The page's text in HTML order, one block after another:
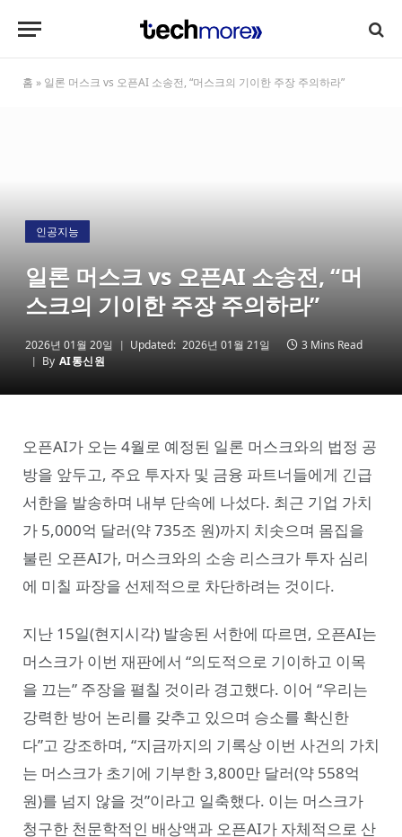
홈 » 일론 머스크 vs 오픈AI 소송전, “머스크의 기이한 주장 주의하라”
인공지능
일론 머스크 vs 오픈AI 소송전, “머
스크의 기이한 주장 주의하라”
2026년 01월 20일 Updated: 2026년 01월 21일
3 Mins Read
By AI통신원
오픈AI가 오는 4월로 예정된 일론 머스크와의 법정 공
방을 앞두고, 주요 투자자 및 금융 파트너들에게 긴급
서한을 발송하며 내부 단속에 나섰다. 최근 기업 가치
가 5,000억 달러(약 735조 원)까지 치솟으며 몸집을
불린 오픈AI가, 머스크와의 소송 리스크가 투자 심리
에 미칠 파장을 선제적으로 차단하려는 것이다.
지난 15일(현지시각) 발송된 서한에 따르면, 오픈AI는
머스크가 이번 재판에서 “의도적으로 기이하고 이목
을 끄는” 주장을 펼칠 것이라 경고했다. 이어 “우리는
강력한 방어 논리를 갖추고 있으며 승소를 확신한
다”고 강조하며, “지금까지의 기록상 이번 사건의 가치
는 머스크가 초기에 기부한 3,800만 달러(약 558억
원)를 넘지 않을 것”이라고 일축했다. 이는 머스크가
청구한 천문학적인 배상액과 오픈AI가 자체적으로 산